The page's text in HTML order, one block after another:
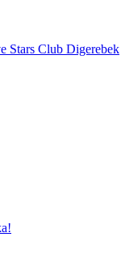
Stars Club Digerebek